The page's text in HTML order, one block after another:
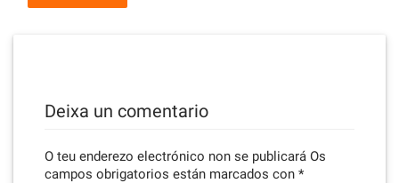
Deixa un comentario
O teu enderezo electrónico non se publicará Os
campos obrigatorios están marcados con *